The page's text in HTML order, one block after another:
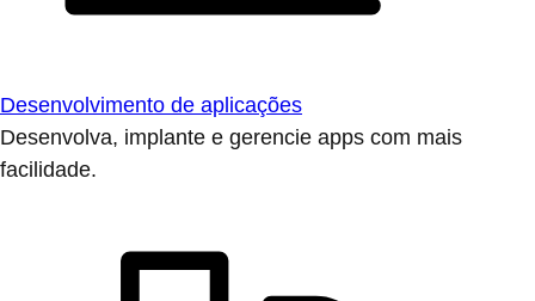
Desenvolvimento de aplicações
Desenvolva, implante e gerencie apps com mais
facilidade.